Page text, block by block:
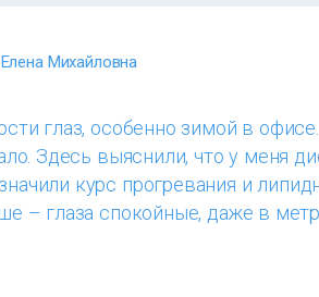
Михайловна
глаз, особенно зимой в
Здесь выяснили, что у меня
курс прогревания и
– глаза спокойные, даже в